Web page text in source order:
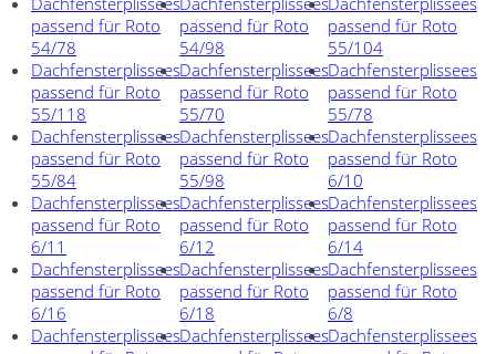
passend für Roto
54/78
passend für Roto
54/98
passend für Roto
55/104
Dachfensterplissees
passend für Roto
55/118
Dachfensterplissees
passend für Roto
55/70
Dachfensterplissees
passend für Roto
55/78
Dachfensterplissees
passend für Roto
55/84
Dachfensterplissees
passend für Roto
55/98
Dachfensterplissees
passend für Roto
6/10
Dachfensterplissees
passend für Roto
6/11
Dachfensterplissees
passend für Roto
6/12
Dachfensterplissees
passend für Roto
6/14
Dachfensterplissees
passend für Roto
6/16
Dachfensterplissees
passend für Roto
6/18
Dachfensterplissees
passend für Roto
6/8
DachfensterplisseesDachfensterplisseesDachfensterplissees